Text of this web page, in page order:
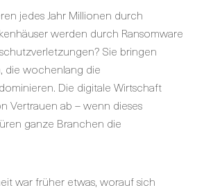
jedes Jahr Millionen durch
werden durch Ransomware
Sie bringen
die wochenlang die
Die digitale Wirtschaft
Vertrauen ab – wenn dieses
ganze Branchen die
war früher etwas, worauf sich